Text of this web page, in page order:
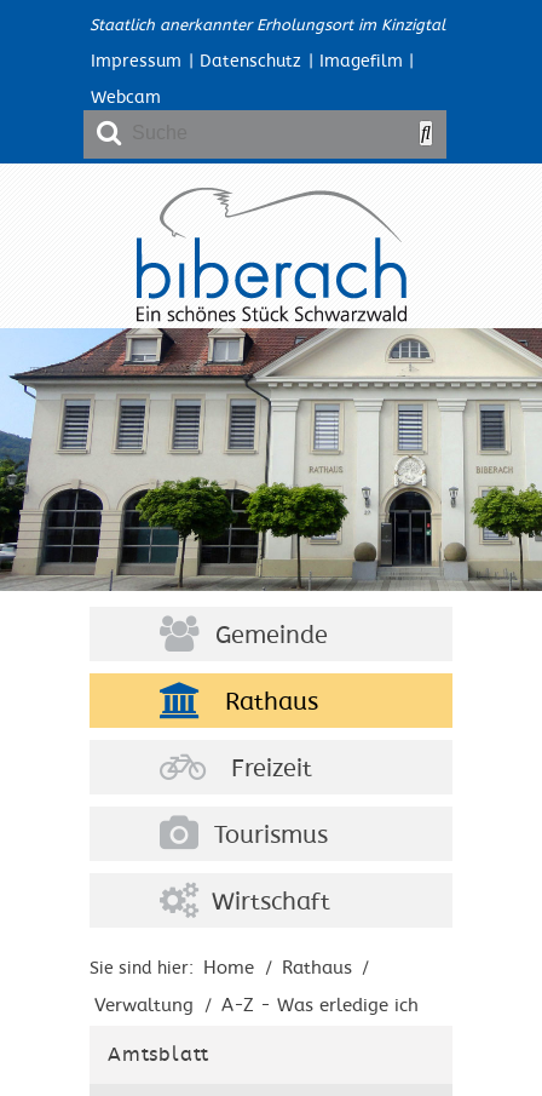
Staatlich anerkannter Erholungsort im Kinzigtal
Impressum | Datenschutz | Imagefilm |
Webcam
Gemeinde
Rathaus
Freizeit
Tourismus
Wirtschaft
Sie sind hier: Home / Rathaus /
Verwaltung / A-Z - Was erledige ich
Amtsblatt